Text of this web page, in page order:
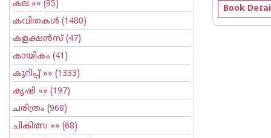
കല »» (95)
കവിതകള്‍ (1480)
കളക്ഷന്‍സ്(47)
കായികം (41)
കുറിപ്പ്‌ »» (1333)
കൃഷി »» (197)
ചരിത്രം (968)
ചികിത്സ »» (68)
Book